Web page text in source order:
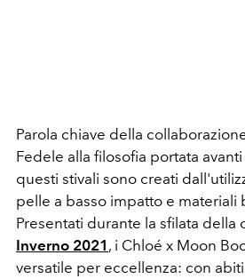
Parola chiave della
Fedele alla filosofia portata
questi stivali sono creati
pelle a basso impatto e
Presentati durante la sfilata della
Inverno 2021 , i Chloé x Moon
versatile per eccellenza: con